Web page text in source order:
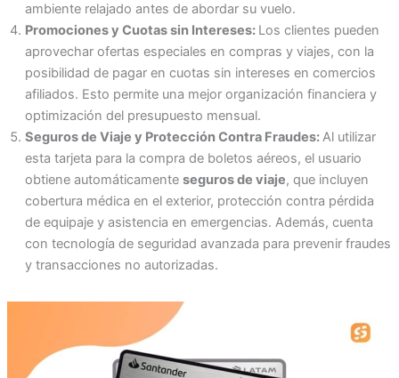
ambiente relajado antes de abordar su vuelo.
Promociones y Cuotas sin Intereses: Los clientes pueden
aprovechar ofertas especiales en compras y viajes, con la
posibilidad de pagar en cuotas sin intereses en comercios
afiliados. Esto permite una mejor organización financiera y
optimización del presupuesto mensual.
Seguros de Viaje y Protección Contra Fraudes:Al utilizar
esta tarjeta para la compra de boletos aéreos, el usuario
obtiene automáticamente seguros de viaje, que incluyen
cobertura médica en el exterior, protección contra pérdida
de equipaje y asistencia en emergencias. Además, cuenta
con tecnología de seguridad avanzada para prevenir fraudes
y transacciones no autorizadas.